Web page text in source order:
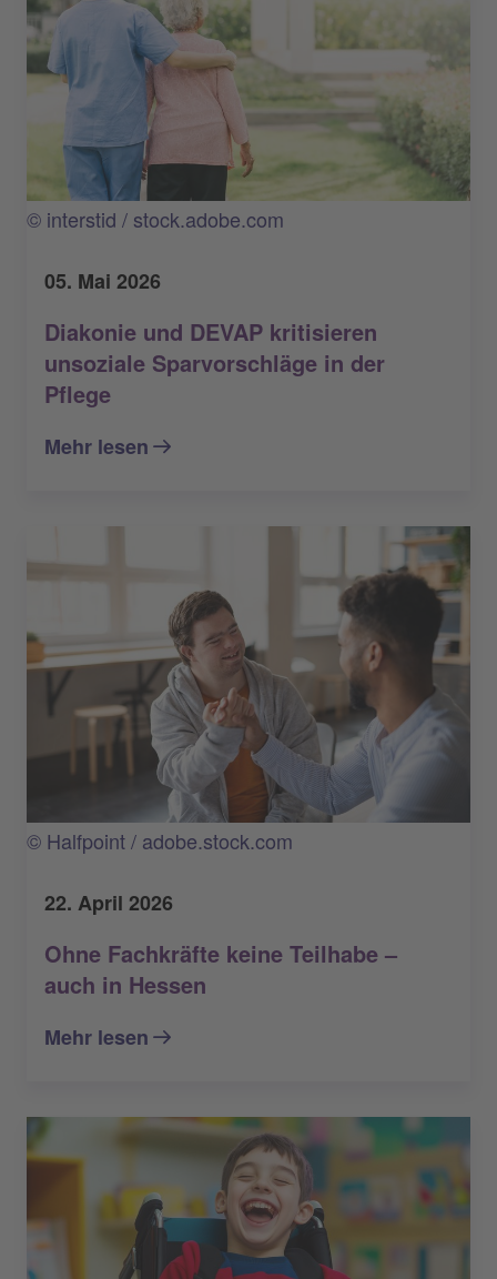
© interstid / stock.adobe.com
05. Mai 2026
Diakonie und DEVAP kritisieren
unsoziale Sparvorschläge in der
Pflege
Mehr lesen
© Halfpoint / adobe.stock.com
22. April 2026
Ohne Fachkräfte keine Teilhabe –
auch in Hessen
Mehr lesen